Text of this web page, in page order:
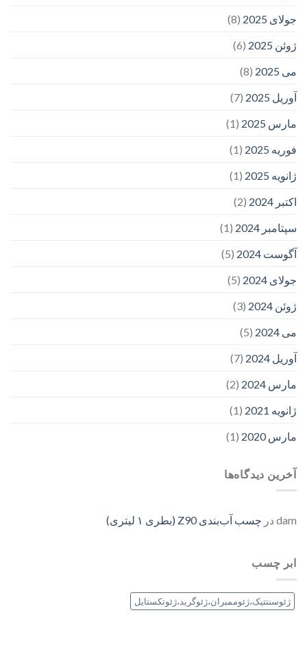
جولای 2025
(8)
ژوئن 2025
(6)
می 2025
(8)
آوریل 2025
(7)
مارس 2025
(1)
فوریه 2025
(1)
ژانویه 2025
(1)
اکتبر 2024
(2)
سپتامبر 2024
(1)
آگوست 2024
(5)
جولای 2024
(5)
ژوئن 2024
(3)
می 2024
(5)
آوریل 2024
(7)
مارس 2024
(2)
ژانویه 2021
(1)
مارس 2020
(1)
آخرین دیدگاه‌ها
dam در چسب آب‌بندی Z90 (بطری ۱ لیتری)
ابر چسب
ژئوسنتتیک،ژئوممبران،ژئوگرید،ژئوتکستایل